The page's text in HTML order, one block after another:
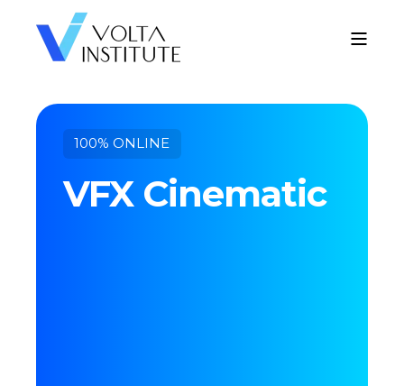
100% ONLINE
VFX Cinematic